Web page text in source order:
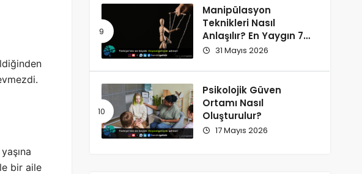
bir aile
Manipülasyon
Teknikleri Nasıl
Anlaşılır? En Yaygın 7
İşaret
31 Mayıs 2026
Psikolojik Güven
Ortamı Nasıl
Oluşturulur?
17 Mayıs 2026